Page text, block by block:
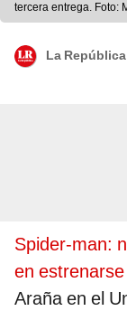
tercera entrega. Foto:
La República
Spider-man:
en
Araña en el